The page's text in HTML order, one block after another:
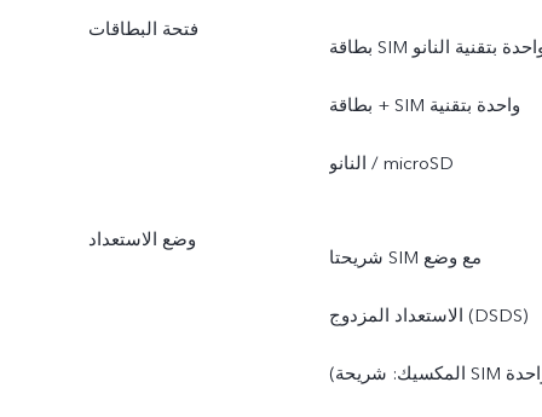
فتحة البطاقات
بطاقة SIM واحدة بتقنية النانو
+ بطاقة SIM واحدة بتقنية
النانو / microSD
وضع الاستعداد
شريحتا SIM مع وضع
الاستعداد المزدوج (DSDS)
(المكسيك: شريحة SIM واحدة